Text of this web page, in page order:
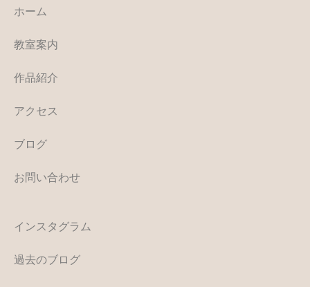
ホーム
教室案内
作品紹介
アクセス
ブログ
お問い合わせ
インスタグラム
過去のブログ